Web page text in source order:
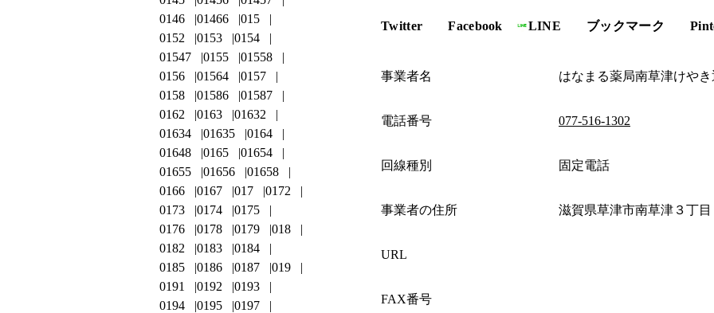
Twitter Facebook LINE ブックマーク
事業者名 はなまる薬局南草津けや
電話番号 077-516-1302
回線種別 固定電話
事業者の住所 滋賀県草津市南草津３丁目
URL
FAX番号
0146
01466
015
0152
0153
0154
01547
0155
01558
0156
01564
0157
0158
01586
01587
0162
0163
01632
01634
01635
0164
01648
0165
01654
01655
01656
01658
0166
0167 017
0172
0173
0174
0175
0176
0178 0179
018
0182
0183
0184
0185
0186 0187
019
0191
0192
0193
0194
0195
0197